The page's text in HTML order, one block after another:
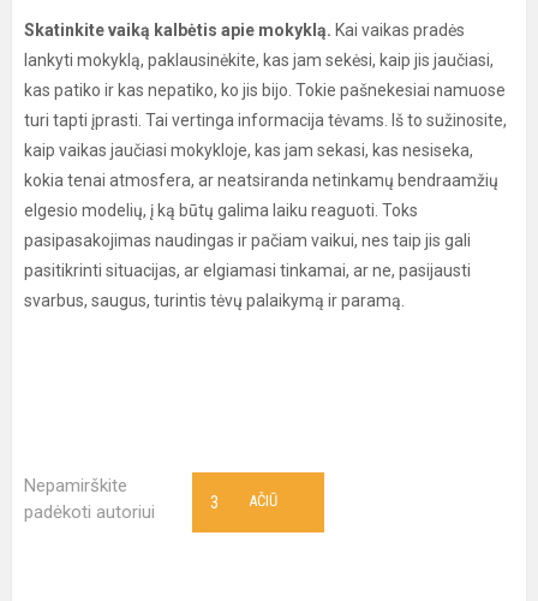
Skatinkite vaiką kalbėtis apie mokyklą. Kai vaikas pradės
lankyti mokyklą, paklausinėkite, kas jam sekėsi, kaip jis jaučiasi,
kas patiko ir kas nepatiko, ko jis bijo. Tokie pašnekesiai namuose
turi tapti įprasti. Tai vertinga informacija tėvams. Iš to sužinosite,
kaip vaikas jaučiasi mokykloje, kas jam sekasi, kas nesiseka,
kokia tenai atmosfera, ar neatsiranda netinkamų bendraamžių
elgesio modelių, į ką būtų galima laiku reaguoti. Toks
pasipasakojimas naudingas ir pačiam vaikui, nes taip jis gali
pasitikrinti situacijas, ar elgiamasi tinkamai, ar ne, pasijausti
svarbus, saugus, turintis tėvų palaikymą ir paramą.
Nepamirškite
padėkoti autoriui
AČIŪ
3